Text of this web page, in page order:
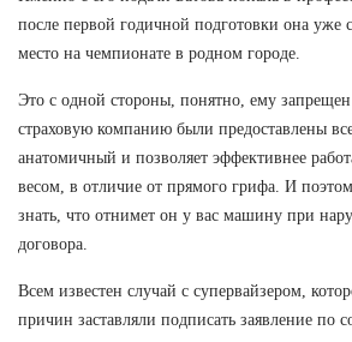
после первой годичной подготовки она уже
место на чемпионате в родном городе.
Это с одной стороны, понятно, ему
страховую компанию были предоставлены
анатомичный и позволяет эффективнее
весом, в отличие от прямого грифа. И
знать, что отнимет он у вас машину при
договора.
Всем известен случай с супервайзером,
причин заставляли подписать заявление по